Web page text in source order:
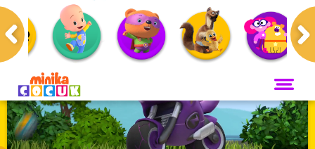
ANA SAYFA
Programlar